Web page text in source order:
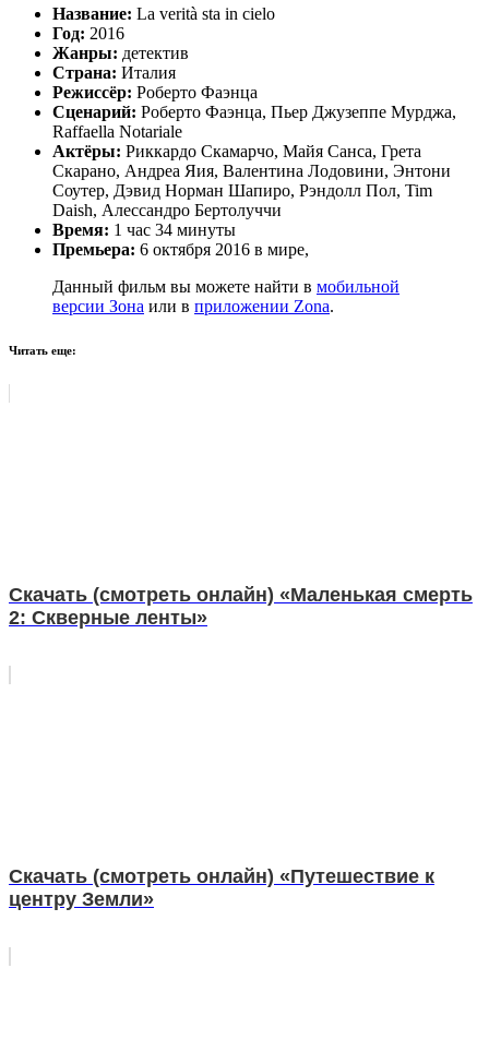
Название: La verità sta in cielo
Год: 2016
Жанры: детектив
Страна: Италия
Режиссёр: Роберто Фаэнца
Сценарий: Роберто Фаэнца, Пьер Джузеппе Мурджа,
Raffaella Notariale
Актёры: Риккардо Скамарчо, Майя Санса, Грета
Скарано, Андреа Яия, Валентина Лодовини, Энтони
Соутер, Дэвид Норман Шапиро, Рэндолл Пол, Tim
Daish, Алессандро Бертолуччи
Время: 1 час 34 минуты
Премьера: 6 октября 2016 в мире,
Данный фильм вы можете найти в мобильной
версии Зона или в приложении Zona.
Читать еще:
Скачать (смотреть онлайн) «Маленькая смерть
2: Скверные ленты»
Скачать (смотреть онлайн) «Путешествие к
центру Земли»